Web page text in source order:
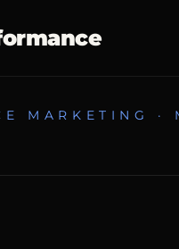
MARKETING ·